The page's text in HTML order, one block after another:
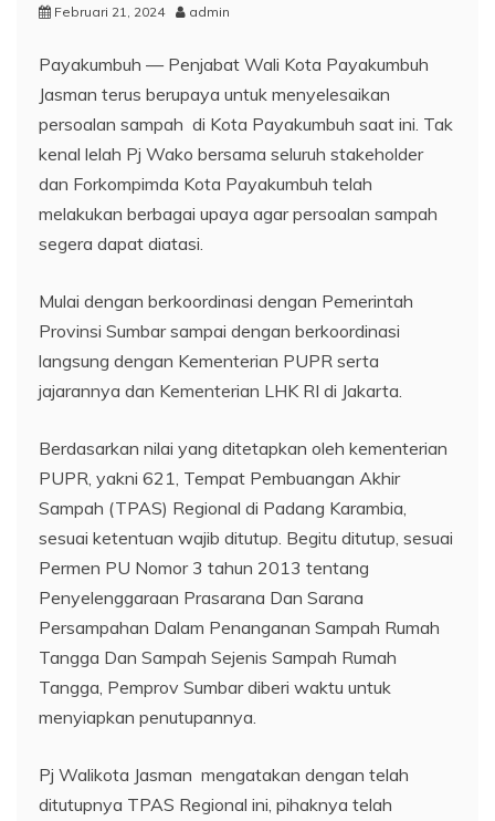
Februari 21, 2024 admin
Payakumbuh — Penjabat Wali Kota Payakumbuh
Jasman terus berupaya untuk menyelesaikan
persoalan sampah di Kota Payakumbuh saat ini. Tak
kenal lelah Pj Wako bersama seluruh stakeholder
dan Forkompimda Kota Payakumbuh telah
melakukan berbagai upaya agar persoalan sampah
segera dapat diatasi.
Mulai dengan berkoordinasi dengan Pemerintah
Provinsi Sumbar sampai dengan berkoordinasi
langsung dengan Kementerian PUPR serta
jajarannya dan Kementerian LHK RI di Jakarta.
Berdasarkan nilai yang ditetapkan oleh kementerian
PUPR, yakni 621, Tempat Pembuangan Akhir
Sampah (TPAS) Regional di Padang Karambia,
sesuai ketentuan wajib ditutup. Begitu ditutup, sesuai
Permen PU Nomor 3 tahun 2013 tentang
Penyelenggaraan Prasarana Dan Sarana
Persampahan Dalam Penanganan Sampah Rumah
Tangga Dan Sampah Sejenis Sampah Rumah
Tangga, Pemprov Sumbar diberi waktu untuk
menyiapkan penutupannya.
Pj Walikota Jasman mengatakan dengan telah
ditutupnya TPAS Regional ini, pihaknya telah